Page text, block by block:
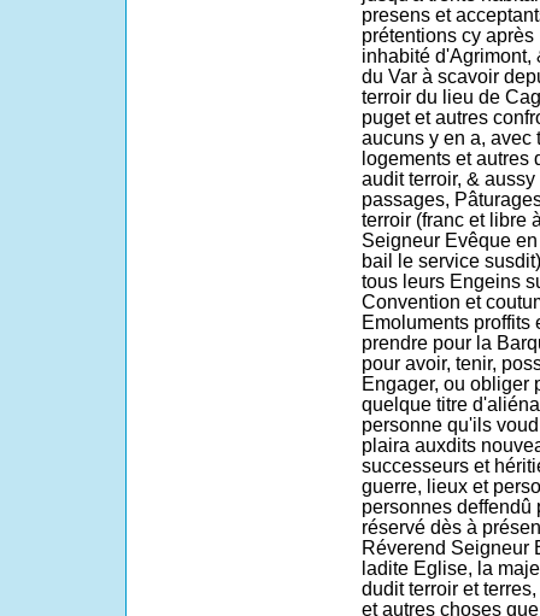
presens et
prétentions cy
inhabité d'Agrimont,
du Var à scavoir
terroir du lieu de
puget et autres
aucuns y en a, avec
logements et autres
audit terroir, &
passages,
terroir (franc et libre
Seigneur Evêque
bail le service
tous leurs Engeins
Convention et
Emoluments proffits
prendre pour la
pour avoir, tenir,
Engager, ou obliger
quelque titre
personne qu'ils
plaira auxdits
successeurs et
guerre, lieux et
personnes deffendû
réservé dès à
Réverend Seigneur
ladite Eglise, la
dudit terroir et
et autres choses